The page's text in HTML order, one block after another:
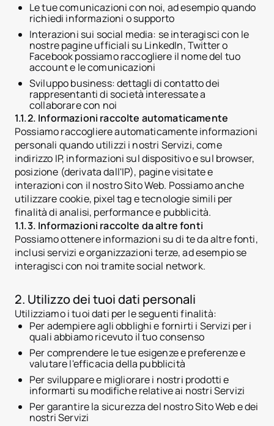
Le tue comunicazioni con noi, ad esempio quando
richiedi informazioni o supporto
Interazioni sui social media: se interagisci con le
nostre pagine ufficiali su LinkedIn, Twitter o
Facebook possiamo raccogliere il nome del tuo
account e le comunicazioni
Sviluppo business: dettagli di contatto dei
rappresentanti di società interessate a
collaborare con noi
1.1.2. Informazioni raccolte automaticamente
Possiamo raccogliere automaticamente informazioni
personali quando utilizzi i nostri Servizi, come
indirizzo IP, informazioni sul dispositivo e sul browser,
posizione (derivata dall'IP), pagine visitate e
interazioni con il nostro Sito Web. Possiamo anche
utilizzare cookie, pixel tag e tecnologie simili per
finalità di analisi, performance e pubblicità.
1.1.3. Informazioni raccolte da altre fonti
Possiamo ottenere informazioni su di te da altre fonti,
inclusi servizi e organizzazioni terze, ad esempio se
interagisci con noi tramite social network.
2. Utilizzo dei tuoi dati personali
Utilizziamo i tuoi dati per le seguenti finalità:
Per adempiere agli obblighi e fornirti i Servizi per i
quali abbiamo ricevuto il tuo consenso
Per comprendere le tue esigenze e preferenze e
valutare l'efficacia della pubblicità
Per sviluppare e migliorare i nostri prodotti e
informarti su modifiche relative ai nostri Servizi
Per garantire la sicurezza del nostro Sito Web e dei
nostri Servizi